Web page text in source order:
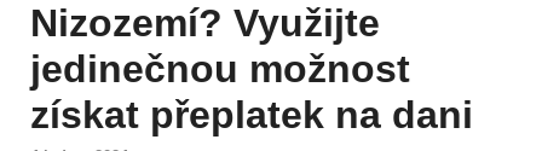
Nizozemí? Využijte
jedinečnou možnost
získat přeplatek na dani